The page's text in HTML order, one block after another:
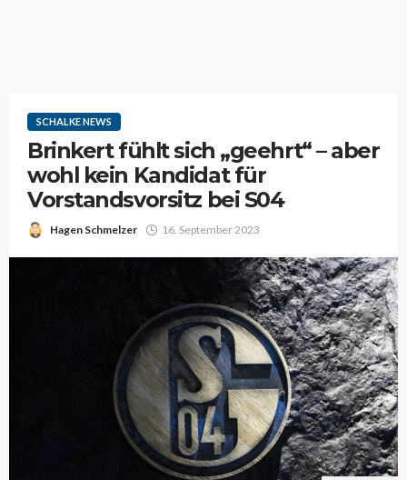
SCHALKE NEWS
Brinkert fühlt sich „geehrt“ – aber
wohl kein Kandidat für
Vorstandsvorsitz bei S04
Hagen Schmelzer 16. September 2023